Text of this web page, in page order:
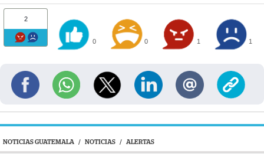
2
0 0 1 1
NOTICIAS GUATEMALA / NOTICIAS / ALERTAS